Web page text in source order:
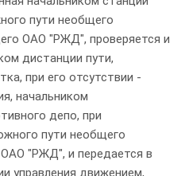
пути необщего
ОАО "РЖД", проверяется и
дистанции пути,
при его отсутствии -
начальником
депо, при
пути необщего
"РЖД", и передается в
управления движением,